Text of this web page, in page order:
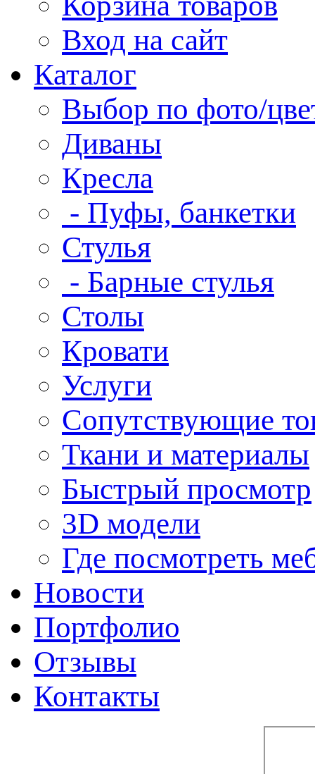
Вход на сайт
Каталог
Выбор по фото/
Диваны
Кресла
- Пуфы, банкетки
Стулья
- Барные стулья
Столы
Кровати
Услуги
Сопутствующие
Ткани и материалы
Быстрый просмотр
3D модели
Где посмотреть
Новости
Портфолио
Отзывы
Контакты